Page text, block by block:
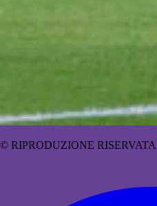
© RIPRODUZIONE RISERVATA